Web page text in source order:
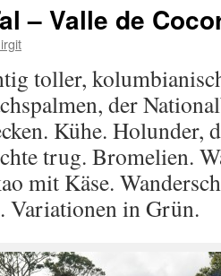
– Valle de
toller,
der
Kühe. Holunder,
trug. Bromelien.
mit Käse.
Variationen in Grün.